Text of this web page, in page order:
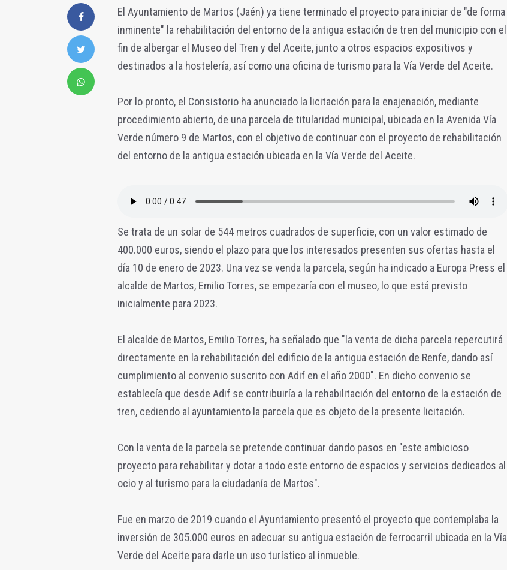
El Ayuntamiento de Martos (Jaén) ya tiene terminado el proyecto para iniciar de "de forma
inminente" la rehabilitación del entorno de la antigua estación de tren del municipio con el
fin de albergar el Museo del Tren y del Aceite, junto a otros espacios expositivos y
destinados a la hostelería, así como una oficina de turismo para la Vía Verde del Aceite.
Por lo pronto, el Consistorio ha anunciado la licitación para la enajenación, mediante
procedimiento abierto, de una parcela de titularidad municipal, ubicada en la Avenida Vía
Verde número 9 de Martos, con el objetivo de continuar con el proyecto de rehabilitación
del entorno de la antigua estación ubicada en la Vía Verde del Aceite.
Se trata de un solar de 544 metros cuadrados de superficie, con un valor estimado de
400.000 euros, siendo el plazo para que los interesados presenten sus ofertas hasta el
día 10 de enero de 2023. Una vez se venda la parcela, según ha indicado a Europa Press el
alcalde de Martos, Emilio Torres, se empezaría con el museo, lo que está previsto
inicialmente para 2023.
El alcalde de Martos, Emilio Torres, ha señalado que "la venta de dicha parcela repercutirá
directamente en la rehabilitación del edificio de la antigua estación de Renfe, dando así
cumplimiento al convenio suscrito con Adif en el año 2000". En dicho convenio se
establecía que desde Adif se contribuiría a la rehabilitación del entorno de la estación de
tren, cediendo al ayuntamiento la parcela que es objeto de la presente licitación.
Con la venta de la parcela se pretende continuar dando pasos en "este ambicioso
proyecto para rehabilitar y dotar a todo este entorno de espacios y servicios dedicados al
ocio y al turismo para la ciudadanía de Martos".
Fue en marzo de 2019 cuando el Ayuntamiento presentó el proyecto que contemplaba la
inversión de 305.000 euros en adecuar su antigua estación de ferrocarril ubicada en la Vía
Verde del Aceite para darle un uso turístico al inmueble.